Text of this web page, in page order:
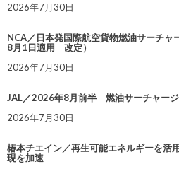
2026年7月30日
NCA／日本発国際航空貨物燃油サーチ
8月1日適用 改定）
2026年7月30日
JAL／2026年8月前半 燃油サーチャー
2026年7月30日
椿本チエイン／再生可能エネルギーを活
現を加速